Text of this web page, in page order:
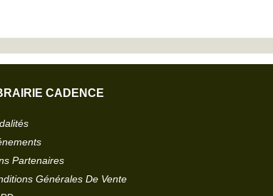
CADENCE
Partenaires
Générales De Vente